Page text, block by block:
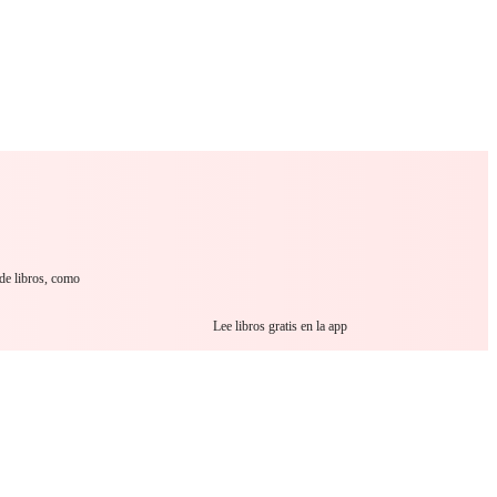
libros, como
Lee libros gratis en la app